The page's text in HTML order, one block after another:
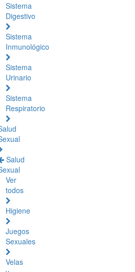
Sistema
Digestivo
Sistema
Inmunológico
Sistema
Urinario
Sistema
Respiratorio
Salud
Ver
todos
Higiene
Juegos
Sexuales
Velas